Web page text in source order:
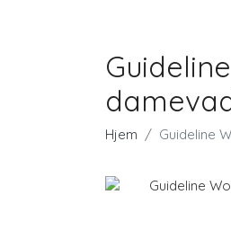
Hjem Guideline